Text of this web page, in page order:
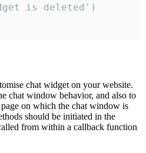
is deleted')
chat widget on your website.
chat window behavior, and also to
on which the chat window is
should be initiated in the
from within a callback function